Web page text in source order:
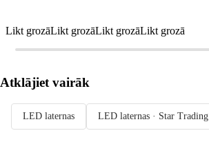
Likt grozāLikt grozāLikt grozāLikt grozā
Atklājiet vairāk
LED laternas LED laternas · Star Trading